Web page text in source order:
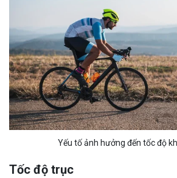
Yếu tố ảnh hưởng đến tốc độ
Tốc độ trục